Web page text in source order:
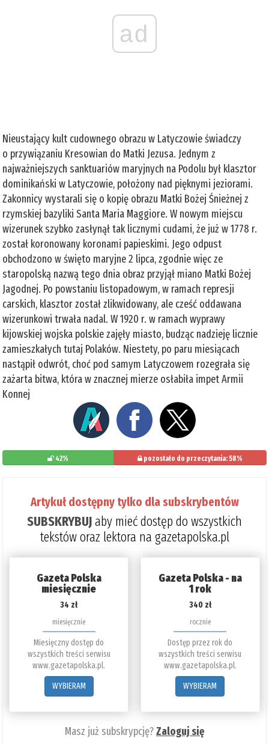
ad
Nieustający kult cudownego obrazu w Latyczowie świadczy
o przywiązaniu Kresowian do Matki Jezusa. Jednym z
najważniejszych sanktuariów maryjnych na Podolu był klasztor
dominikański w Latyczowie, położony nad pięknymi jeziorami.
Zakonnicy wystarali się o kopię obrazu Matki Bożej Śnieżnej z
rzymskiej bazyliki Santa Maria Maggiore. W nowym miejscu
wizerunek szybko zasłynął tak licznymi cudami, że już w 1778 r.
został koronowany koronami papieskimi. Jego odpust
obchodzono w święto maryjne 2 lipca, zgodnie więc ze
staropolską nazwą tego dnia obraz przyjął miano Matki Bożej
Jagodnej. Po powstaniu listopadowym, w ramach represji
carskich, klasztor został zlikwidowany, ale cześć oddawana
wizerunkowi trwała nadal. W 1920 r. w ramach wyprawy
kijowskiej wojska polskie zajęły miasto, budząc nadzieję licznie
zamieszkałych tutaj Polaków. Niestety, po paru miesiącach
nastąpił odwrót, choć pod samym Latyczowem rozegrała się
zażarta bitwa, która w znacznej mierze osłabiła impet Armii
Konnej
42% pozostało do przeczytania: 58%
Artykuł dostępny tylko dla subskrybentów
SUBSKRYBUJaby mieć dostęp do wszystkich
tekstów oraz lektora na gazetapolska.pl
Gazeta Polska
miesięcznie
34 zł
miesięcznie
Miesięczny dostęp do
wszystkich treści serwisu
www.gazetapolska.pl.
WYBIERAM
Gazeta Polska - na
1 rok
340 zł
rocznie
Dostęp przez rok do
wszystkich treści serwisu
www.gazetapolska.pl.
WYBIERAM
Masz już subskrypcję?Zaloguj się